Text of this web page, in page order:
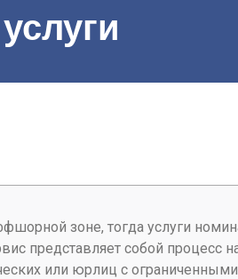
зоне, тогда услуги
представляет собой процесс
или юрлиц с